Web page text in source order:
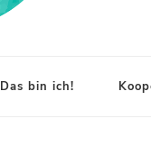
Das bin ich!